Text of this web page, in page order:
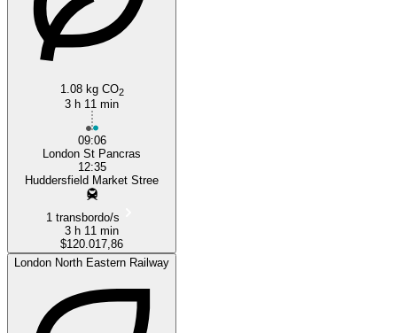
1.08 kg CO2
3 h 11 min
09:06
London St Pancras
12:35
Huddersfield Market Stree
1 transbordo/s
3 h 11 min
$120.017,86
London North Eastern Railway